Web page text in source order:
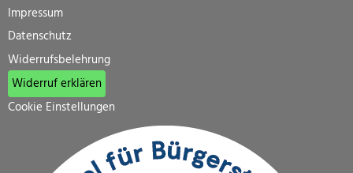
Impressum
Datenschutz
Widerrufsbelehrung
Widerruf erklären
Cookie Einstellungen